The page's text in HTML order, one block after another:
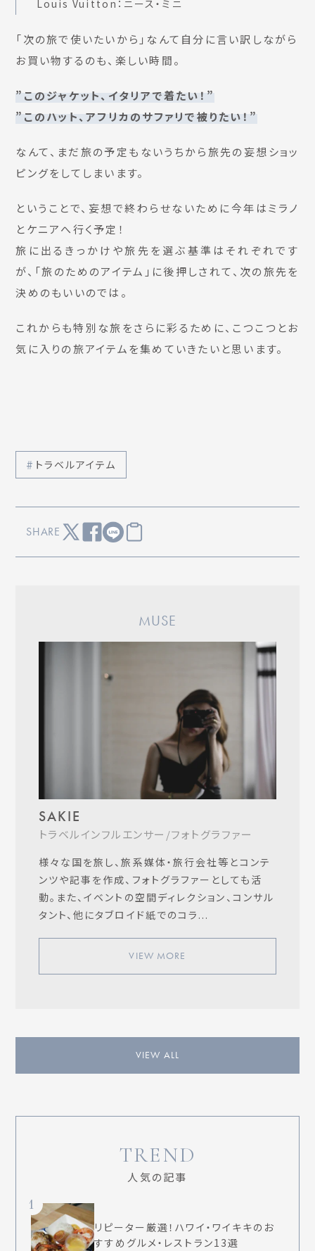
Louis Vuitton：ニース・ミニ
「次の旅で使いたいから」なんて自分に言い訳しながら
お買い物するのも、楽しい時間。
”このジャケット、イタリアで着たい！”
”このハット、アフリカのサファリで被りたい！”
なんて、まだ旅の予定もないうちから旅先の妄想ショッ
ピングをしてしまいます。
ということで、妄想で終わらせないために今年はミラノ
とケニアへ行く予定！
旅に出るきっかけや旅先を選ぶ基準はそれぞれです
が、「旅のためのアイテム」に後押しされて、次の旅先を
決めのもいいのでは。
これからも特別な旅をさらに彩るために、こつこつとお
気に入りの旅アイテムを集めていきたいと思います。
トラベルアイテム
SHARE
MUSE
SAKIE
トラベルインフルエンサー/フォトグラファー
様々な国を旅し、旅系媒体・旅行会社等とコンテ
ンツや記事を作成、フォトグラファーとしても活
動。また、イベントの空間ディレクション、コンサル
タント、他にタブロイド紙でのコラ...
VIEW MORE
VIEW ALL
TREND
人気の記事
1
リピーター厳選！ハワイ・ワイキキのお
すすめグルメ・レストラン13選